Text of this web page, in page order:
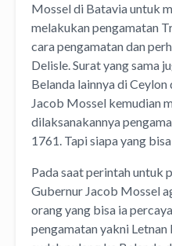
Mossel di Batavia untuk
melakukan pengamatan
cara pengamatan dan
Delisle. Surat yang sama
Belanda lainnya di Ceylon
Jacob Mossel kemudian
dilaksanakannya
1761. Tapi siapa yang
Pada saat perintah untuk
Gubernur Jacob Mossel
orang yang bisa ia
pengamatan yakni